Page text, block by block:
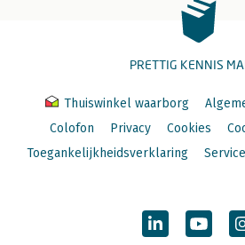
PRETTIG KENNIS
Thuiswinkel waarborg
Colofon
Privacy Cookies
Toegankelijkheidsverklaring